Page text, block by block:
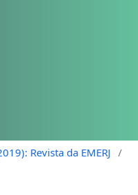
Revista da EMERJ
/